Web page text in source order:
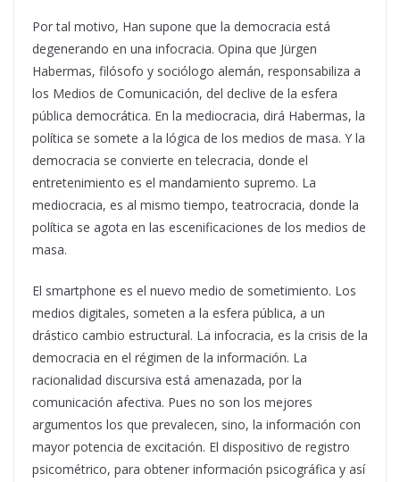
Por tal motivo, Han supone que la democracia está
degenerando en una infocracia. Opina que Jürgen
Habermas, filósofo y sociólogo alemán, responsabiliza a
los Medios de Comunicación, del declive de la esfera
pública democrática. En la mediocracia, dirá Habermas, la
política se somete a la lógica de los medios de masa. Y la
democracia se convierte en telecracia, donde el
entretenimiento es el mandamiento supremo. La
mediocracia, es al mismo tiempo, teatrocracia, donde la
política se agota en las escenificaciones de los medios de
masa.
El smartphone es el nuevo medio de sometimiento. Los
medios digitales, someten a la esfera pública, a un
drástico cambio estructural. La infocracia, es la crisis de la
democracia en el régimen de la información. La
racionalidad discursiva está amenazada, por la
comunicación afectiva. Pues no son los mejores
argumentos los que prevalecen, sino, la información con
mayor potencia de excitación. El dispositivo de registro
psicométrico, para obtener información psicográfica y así